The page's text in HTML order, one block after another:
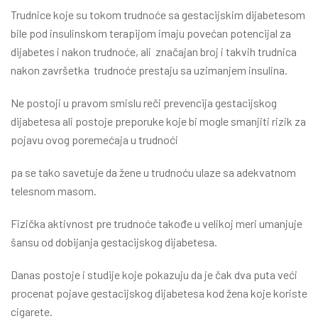
Trudnice koje su tokom trudnoće sa gestacijskim dijabetesom
bile pod insulinskom terapijom imaju povećan potencijal za
dijabetes i nakon trudnoće, ali značajan broj i takvih trudnica
nakon završetka trudnoće prestaju sa uzimanjem insulina.
Ne postoji u pravom smislu reči prevencija gestacijskog
dijabetesa ali postoje preporuke koje bi mogle smanjiti rizik za
pojavu ovog poremećaja u trudnoći
pa se tako savetuje da žene u trudnoću ulaze sa adekvatnom
telesnom masom.
Fizička aktivnost pre trudnoće takođe u velikoj meri umanjuje
šansu od dobijanja gestacijskog dijabetesa.
Danas postoje i studije koje pokazuju da je čak dva puta veći
procenat pojave gestacijskog dijabetesa kod žena koje koriste
cigarete.